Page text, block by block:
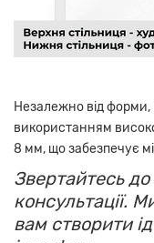
Незалежно від форми,
використанням
8 мм, що забезпечує
Звертайтесь
консультації.
вам створити